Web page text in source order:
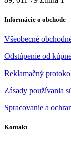
Informácie o obchode
Všeobecné
Odstúpenie od
Reklamačný
Zásady používania
Spracovanie a
Kontakt